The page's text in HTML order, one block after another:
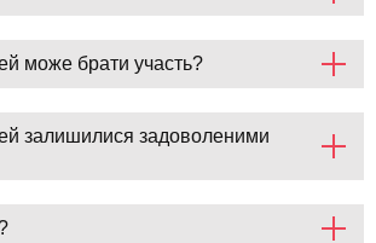
може брати участь?
залишилися задоволеними